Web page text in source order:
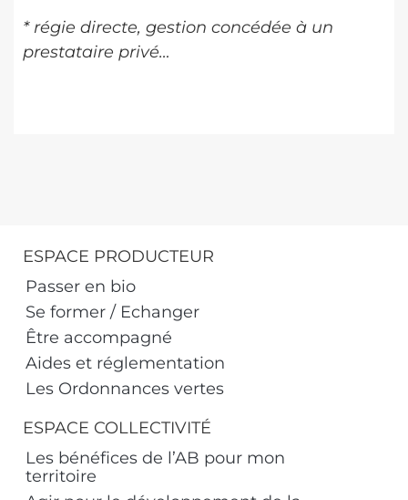
* régie directe, gestion concédée à un
prestataire privé…
ESPACE PRODUCTEUR
Passer en bio
Se former / Echanger
Être accompagné
Aides et réglementation
Les Ordonnances vertes
ESPACE COLLECTIVITÉ
Les bénéfices de l’AB pour mon
territoire